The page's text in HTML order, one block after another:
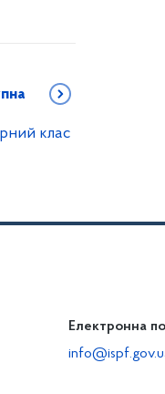
клас
Електронна